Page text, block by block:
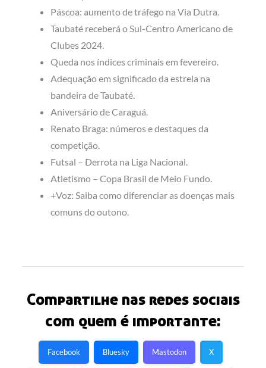
Páscoa: aumento de tráfego na Via Dutra.
Taubaté receberá o Sul-Centro Americano de
Clubes 2024.
Queda nos índices criminais em fevereiro.
Adequação em significado da estrela na
bandeira de Taubaté.
Aniversário de Caraguá.
Renato Braga: números e destaques da
competição.
Futsal – Derrota na Liga Nacional.
Atletismo – Copa Brasil de Meio Fundo.
+Voz: Saiba como diferenciar as doenças mais
comuns do outono.
Compartilhe nas redes sociais
com quem é importante:
Facebook Bluesky Mastodon X